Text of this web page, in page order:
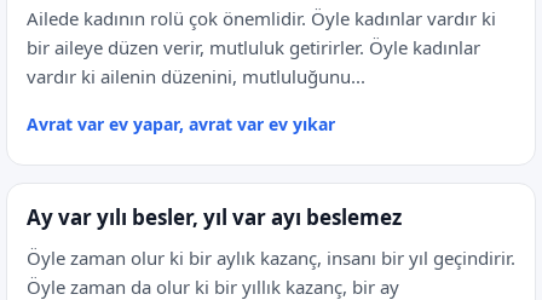
Ailede kadının rolü çok önemlidir. Öyle kadınlar vardır ki
bir aileye düzen verir, mutluluk getirirler. Öyle kadınlar
vardır ki ailenin düzenini, mutluluğunu...
Avrat var ev yapar, avrat var ev yıkar
Ay var yılı besler, yıl var ayı beslemez
Öyle zaman olur ki bir aylık kazanç, insanı bir yıl geçindirir.
Öyle zaman da olur ki bir yıllık kazanç, bir ay